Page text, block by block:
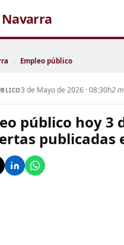
› Empleo público
3 de Mayo de 2026 · 08:30h2
público hoy 3
publicadas